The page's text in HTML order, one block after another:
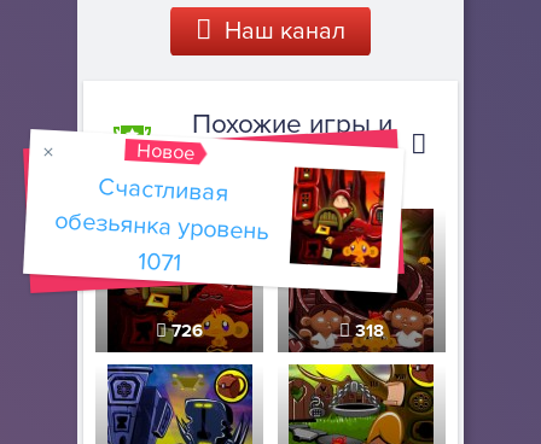
Наш канал
Похожие игры и
прохождения
726 318
Новое
Счастливая
обезьянка уровень
1071